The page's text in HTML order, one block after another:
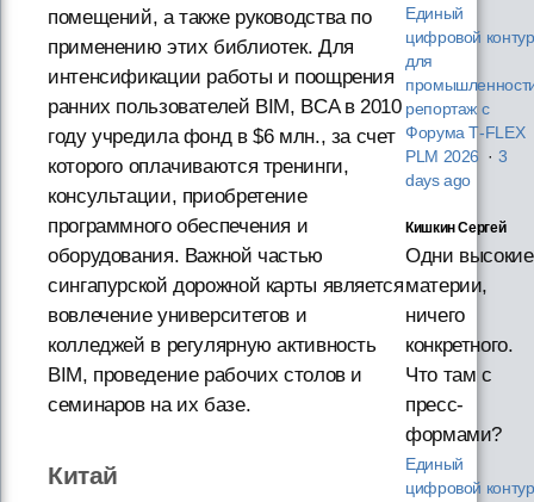
помещений, а также руководства по
применению этих библиотек. Для
интенсификации работы и поощрения
ранних пользователей BIM, BCA в 2010
году учредила фонд в $6 млн., за счет
которого оплачиваются тренинги,
консультации, приобретение
программного обеспечения и
оборудования. Важной частью
сингапурской дорожной карты является
вовлечение университетов и
колледжей в регулярную активность
BIM, проведение рабочих столов и
семинаров на их базе.
Китай
Единый
цифровой контур
для
репортаж с
Форума T‑FLEX
PLM 2026 · 3
days ago
Кишкин Сергей
Одни высокие
материи,
ничего
конкретного.
Что там с
пресс-
формами?
Единый
цифровой контур